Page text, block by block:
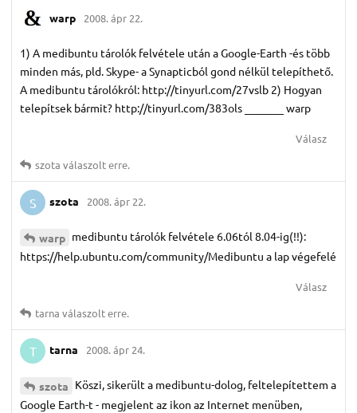
warp 2008. ápr 22.
1) A medibuntu tárolók felvétele után a Google-Earth -és több
minden más, pld. Skype- a Synapticból gond nélkül telepíthető.
A medibuntu tárolókról: http://tinyurl.com/27vslb 2) Hogyan
telepítsek bármit? http://tinyurl.com/383ols _______ warp
Válasz
szota válaszolt erre.
S szota 2008. ápr 22.
warp medibuntu tárolók felvétele 6.06tól 8.04-ig(!!):
https://help.ubuntu.com/community/Medibuntu a lap végefelé
Válasz
tarna válaszolt erre.
T tarna 2008. ápr 24.
szota Köszi, sikerült a medibuntu-dolog, feltelepítettem a
Google Earth-t - megjelent az ikon az Internet menüben,